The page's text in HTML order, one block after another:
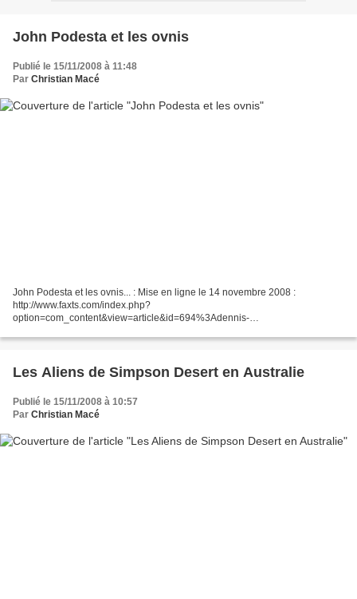
John Podesta et les ovnis
Publié le 15/11/2008 à 11:48
Par Christian Macé
John Podesta et les ovnis... : Mise en ligne le 14 novembre 2008 :
http://www.faxts.com/index.php?
option=com_content&view=article&id=694%3Adennis-
http://translate.google.fr/translate?u=http%3A%2F%2F...
Les Aliens de Simpson Desert en Australie
Publié le 15/11/2008 à 10:57
Par Christian Macé